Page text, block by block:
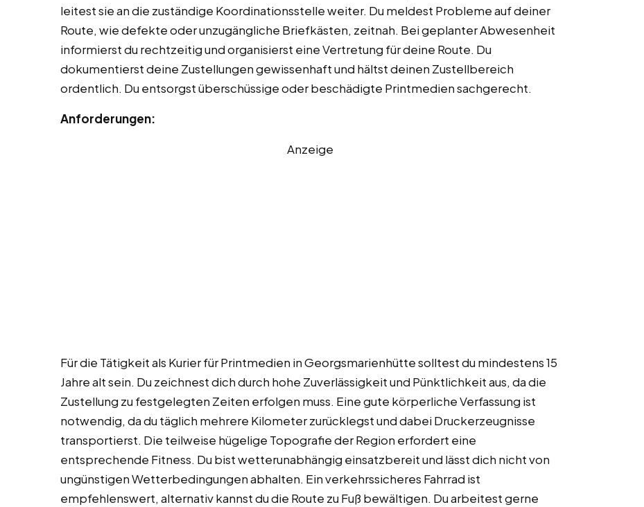
leitest sie an die zuständige Koordinationsstelle weiter. Du meldest Probleme auf deiner
Route, wie defekte oder unzugängliche Briefkästen, zeitnah. Bei geplanter Abwesenheit
informierst du rechtzeitig und organisierst eine Vertretung für deine Route. Du
dokumentierst deine Zustellungen gewissenhaft und hältst deinen Zustellbereich
ordentlich. Du entsorgst überschüssige oder beschädigte Printmedien sachgerecht.
Anforderungen:
Anzeige
Für die Tätigkeit als Kurier für Printmedien in Georgsmarienhütte solltest du mindestens 15
Jahre alt sein. Du zeichnest dich durch hohe Zuverlässigkeit und Pünktlichkeit aus, da die
Zustellung zu festgelegten Zeiten erfolgen muss. Eine gute körperliche Verfassung ist
notwendig, da du täglich mehrere Kilometer zurücklegst und dabei Druckerzeugnisse
transportierst. Die teilweise hügelige Topografie der Region erfordert eine
entsprechende Fitness. Du bist wetterunabhängig einsatzbereit und lässt dich nicht von
ungünstigen Wetterbedingungen abhalten. Ein verkehrssicheres Fahrrad ist
empfehlenswert, alternativ kannst du die Route zu Fuß bewältigen. Du arbeitest gerne